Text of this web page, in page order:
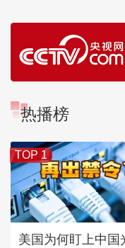
热播榜
TOP 1
美国为何盯上中国